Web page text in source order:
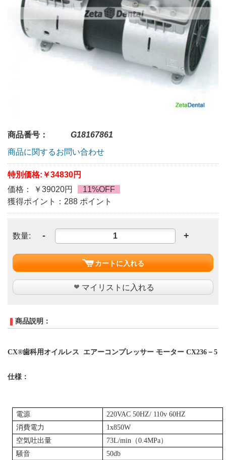
商品番号：
G18167861
商品に関するお問い合わせ
特別価格: ￥34830円
価格： ￥39020円
11%OFF
獲得ポイント：288 ポイント
数量: - +
カートに入れる
マイリストに入れる
商品説明：
CX®歯科用オイルレス エアーコンプレッサー モーター CX236 － 5
仕様：
電源
220VAC 50HZ/ 110v 60HZ
消費電力
1x850W
空気吐出量
73L/min（0.4MPa）
騒音
50db